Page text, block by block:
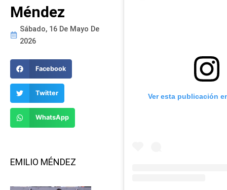
Méndez
Sábado, 16 De Mayo De
2026
Facebook
Twitter
WhatsApp
EMILIO MÉNDEZ
Ver esta publicación